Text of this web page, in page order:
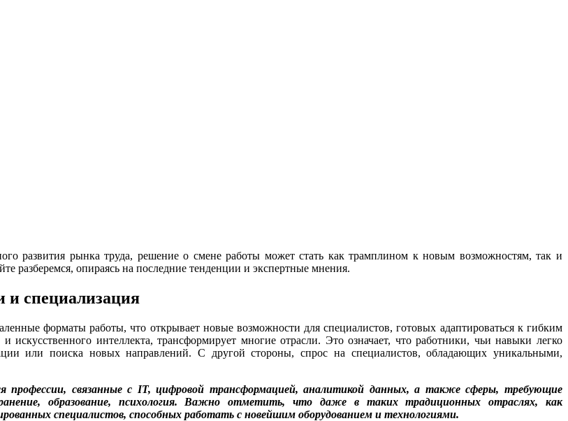
развития рынка труда, решение о смене работы может стать как трамплином к новым возможностям, так и
разберемся, опираясь на последние тенденции и экспертные мнения.
и специализация
форматы работы, что открывает новые возможности для специалистов, готовых адаптироваться к гибким
искусственного интеллекта, трансформирует многие отрасли. Это означает, что работники, чьи навыки легко
или поиска новых направлений. С другой стороны, спрос на специалистов, обладающих уникальными,
профессии, связанные с IT, цифровой трансформацией, аналитикой данных, а также сферы, требующие
образование, психология. Важно отметить, что даже в таких традиционных отраслях, как
специалистов, способных работать с новейшим оборудованием и технологиями.